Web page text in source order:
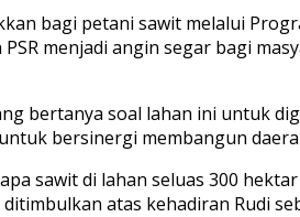
bagi petani sawit melalui
menjadi angin segar bagi
bertanya soal lahan ini untuk
bersinergi membangun
sawit di lahan seluas 300
atas kehadiran Rudi